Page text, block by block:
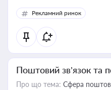
Рекламний ринок
Поштовий зв’язок та
Про що тема: Сфера